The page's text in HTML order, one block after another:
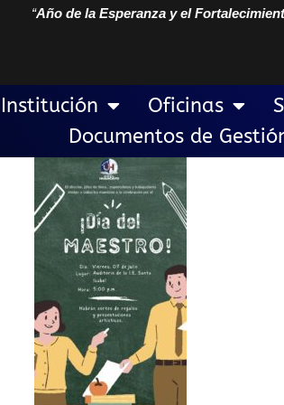
“Año de la Esperanza y el
Institución Oficinas
Documentos de